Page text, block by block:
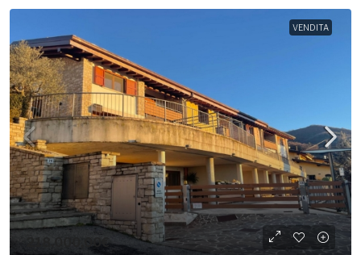
VENDITA
218.000,00€